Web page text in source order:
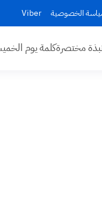
الخصوصية Viber
مختصرةكلمة يوم